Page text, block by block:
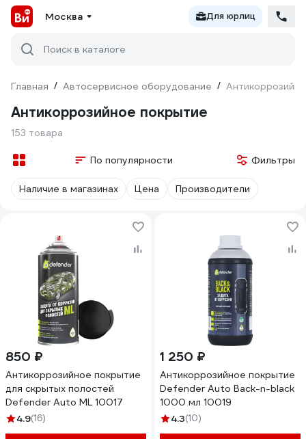
Москва Для юрлиц
Поиск в каталоге
Главная / Автосервисное оборудование /
Антикоррозийное покрытие
153 товара
По популярности Фильтры
Наличие в магазинах Цена Производители
850 ₽
Антикоррозийное покрытие
для скрытых полостей
Defender Auto ML 10017
4.9(16)
1 250 ₽
Антикоррозийное покрытие
Defender Auto Back-n-black
1000 мл 10019
4.3(10)